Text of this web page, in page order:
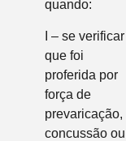
quando:
I – se verificar
que foi
proferida por
força de
prevaricação,
concussão ou